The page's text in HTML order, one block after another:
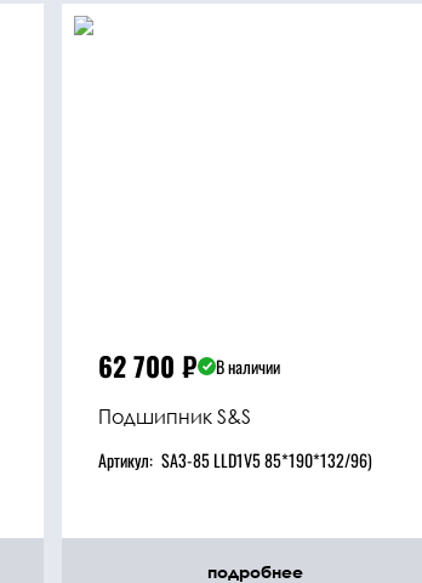
62 700 ₽
В наличии
Подшипник S&S
Артикул: SA3-85 LLD1V5 85*190*132/96)
подробнее